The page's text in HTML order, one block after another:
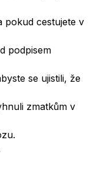
pokud cestujete v
podpisem
se ujistili, že
zmatkům v